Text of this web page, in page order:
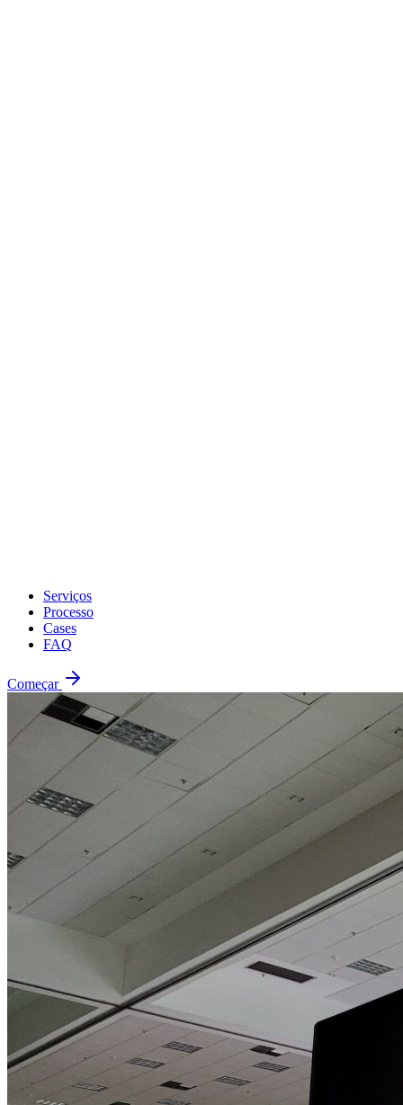
Serviços
Processo
Cases
FAQ
Começar